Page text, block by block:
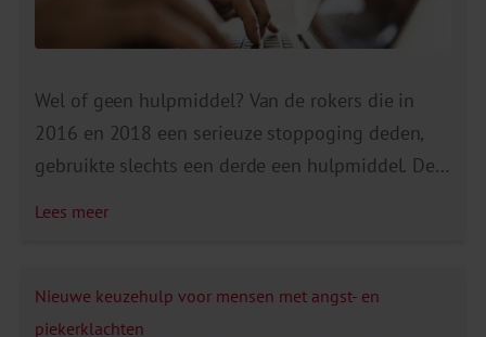
Nieuwe keuzehulp voor mensen met angst- en
piekerklachten
Wel of geen hulpmiddel? Van de rokers die in
2016 en 2018 een serieuze stoppoging deden,
gebruikte slechts een derde een hulpmiddel. De
extra steuntje in de rug bieden voor rokers die
het liefst zelfstandig willen stoppen. Daarnaast
Lees meer